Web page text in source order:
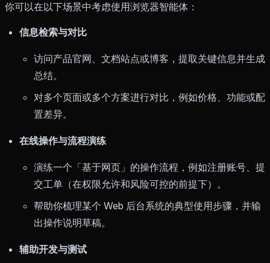
你可以在以下场景中考虑使用浏览器智能体：
信息检索与对比
访问产品官网、文档站点或博客，提取关键信息并生成
总结。
对多个页面或多个方案进行对比，例如价格、功能或配
置差异。
在线操作与流程演练
演练一个「基于网页」的操作流程，例如注册账号、提
交工单（在权限允许和风险可控的前提下）。
帮助你梳理某个 Web 后台系统的典型使用步骤，并输
出操作说明草稿。
辅助开发与测试